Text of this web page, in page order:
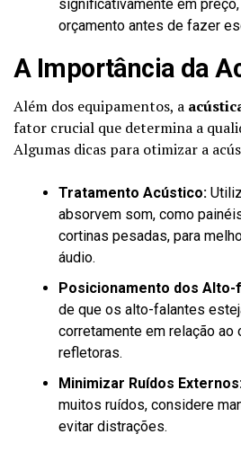
significativamente em
orçamento antes de fazer
A Importância da
Além dos equipamentos, a
fator crucial que determina a
Algumas dicas para otimizar a
Tratamento Acústico:
absorvem som, como
cortinas pesadas, para
áudio.
Posicionamento dos Alto-
de que os alto-falantes
corretamente em relação
refletoras.
Minimizar Ruídos
muitos ruídos, considere
evitar distrações.